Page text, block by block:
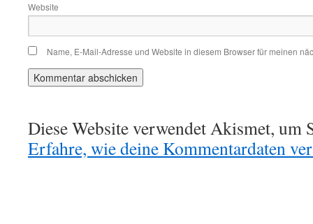
Website
Name, E-Mail-Adresse und Website in diesem Browser für meinen
Diese Website verwendet Akismet, um
Erfahre, wie deine Kommentardaten